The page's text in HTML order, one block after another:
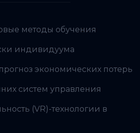
методы обучения
индивидуума
экономических потерь
систем управления
(VR)-технологии в